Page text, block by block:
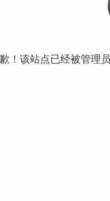
！该站点已经被管理